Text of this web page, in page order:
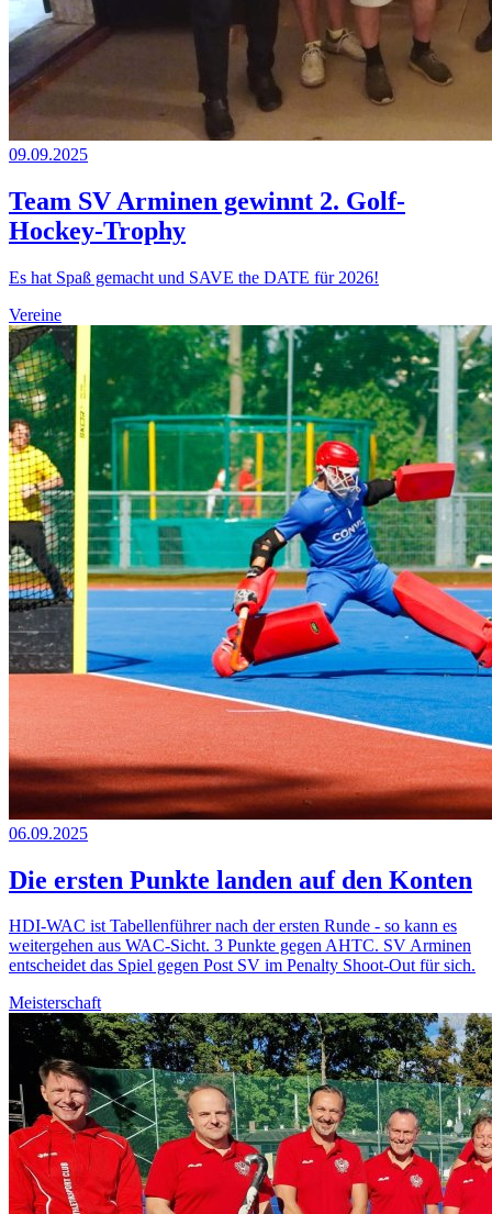
09.09.2025
Team SV Arminen gewinnt 2. Golf-
Hockey-Trophy
Es hat Spaß gemacht und SAVE the DATE für 2026!
Vereine
06.09.2025
Die ersten Punkte landen auf den Konten
HDI-WAC ist Tabellenführer nach der ersten Runde - so kann es
weitergehen aus WAC-Sicht. 3 Punkte gegen AHTC. SV Arminen
entscheidet das Spiel gegen Post SV im Penalty Shoot-Out für sich.
Meisterschaft